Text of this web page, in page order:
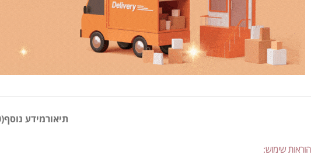
תיאורמידע נוסף(0) ביקורות
הוראות שימוש: